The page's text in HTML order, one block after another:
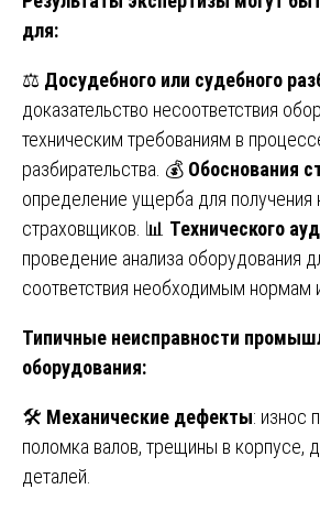
для:
⚖️ Досудебного или судебного
доказательство несоответствия
техническим требованиям в
разбирательства. 💰 Обоснования
определение ущерба для получения
страховщиков. 📊 Технического
проведение анализа оборудования
соответствия необходимым нормам
Типичные неисправности
оборудования:
🛠 Механические дефекты: износ
поломка валов, трещины в корпусе,
деталей.